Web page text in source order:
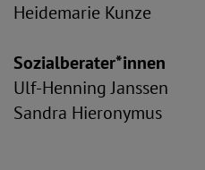
Heidemarie Kunze
Sozialberater*innen
Ulf-Henning Janssen
Sandra Hieronymus